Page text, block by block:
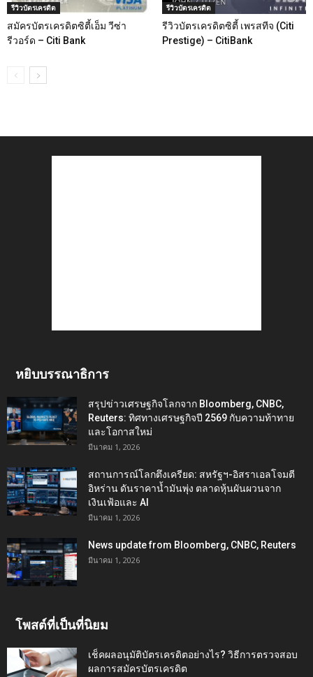
รีวิวบัตรเครดิต
สมัครบัตรเครดิตซิตี้เอ็ม วีซ่า
รีวอร์ด – Citi Bank
รีวิวบัตรเครดิต
รีวิวบัตรเครดิตซิตี้ เพรสทีจ (Citi
Prestige) – CitiBank
หยิบบรรณาธิการ
สรุปข่าวเศรษฐกิจโลกจาก Bloomberg, CNBC,
Reuters: ทิศทางเศรษฐกิจปี 2569 กับความท้าทาย
และโอกาสใหม่
มีนาคม 1, 2026
สถานการณ์โลกตึงเครียด: สหรัฐฯ-อิสราเอลโจมตี
อิหร่าน ดันราคาน้ำมันพุ่ง ตลาดหุ้นผันผวนจาก
เงินเฟ้อและ AI
มีนาคม 1, 2026
News update from Bloomberg, CNBC, Reuters
มีนาคม 1, 2026
โพสต์ที่เป็นที่นิยม
เช็คผลอนุมัติบัตรเครดิตอย่างไร? วิธีการตรวจสอบ
ผลการสมัครบัตรเครดิต